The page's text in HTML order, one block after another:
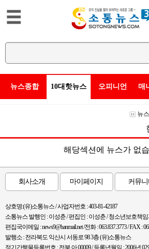
뉴스종합 10대핫뉴스 오피니언 매
뉴
해당섹션에 뉴스가 없
회사소개 마이페이지 커뮤니
상호명:(유)소통뉴스 / 사업자번호 : 403-81-42187
소통뉴스 발행인 : 이성춘 / 편집인 : 이성춘 / 청소년보호책
편집국이메일 : news9@hanmail.net /전화 : 063.837.3773 / FAX :
발행소 : 전라북도 익산시 서동로 98 3층 (유)소통뉴스
정기간행물등록번호 : 전북 아 00009 / 등록년월일 : 2006년 02